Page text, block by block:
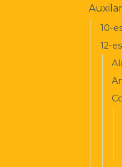
10-
12-es